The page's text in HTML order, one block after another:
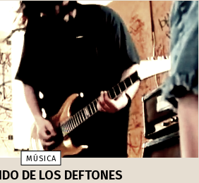
MÚSICA
DE LOS DEFTONES